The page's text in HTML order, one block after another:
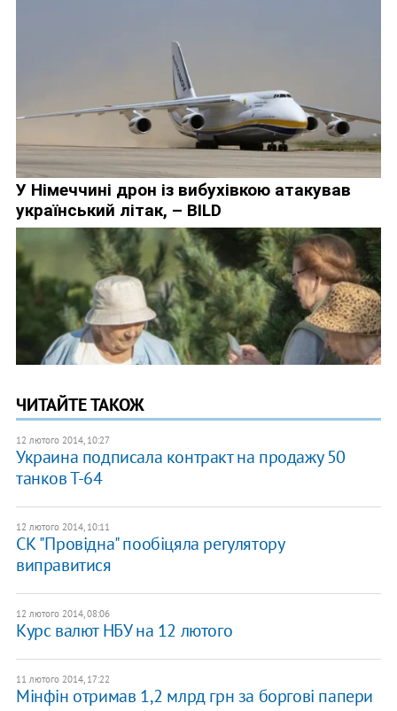
ЧИТАЙТЕ ТАКОЖ
12 лютого 2014, 10:27
Украина подписала контракт на продажу 50
танков Т-64
12 лютого 2014, 10:11
СК "Провідна" пообіцяла регулятору
виправитися
12 лютого 2014, 08:06
Курс валют НБУ на 12 лютого
11 лютого 2014, 17:22
Мінфін отримав 1,2 млрд грн за боргові папери